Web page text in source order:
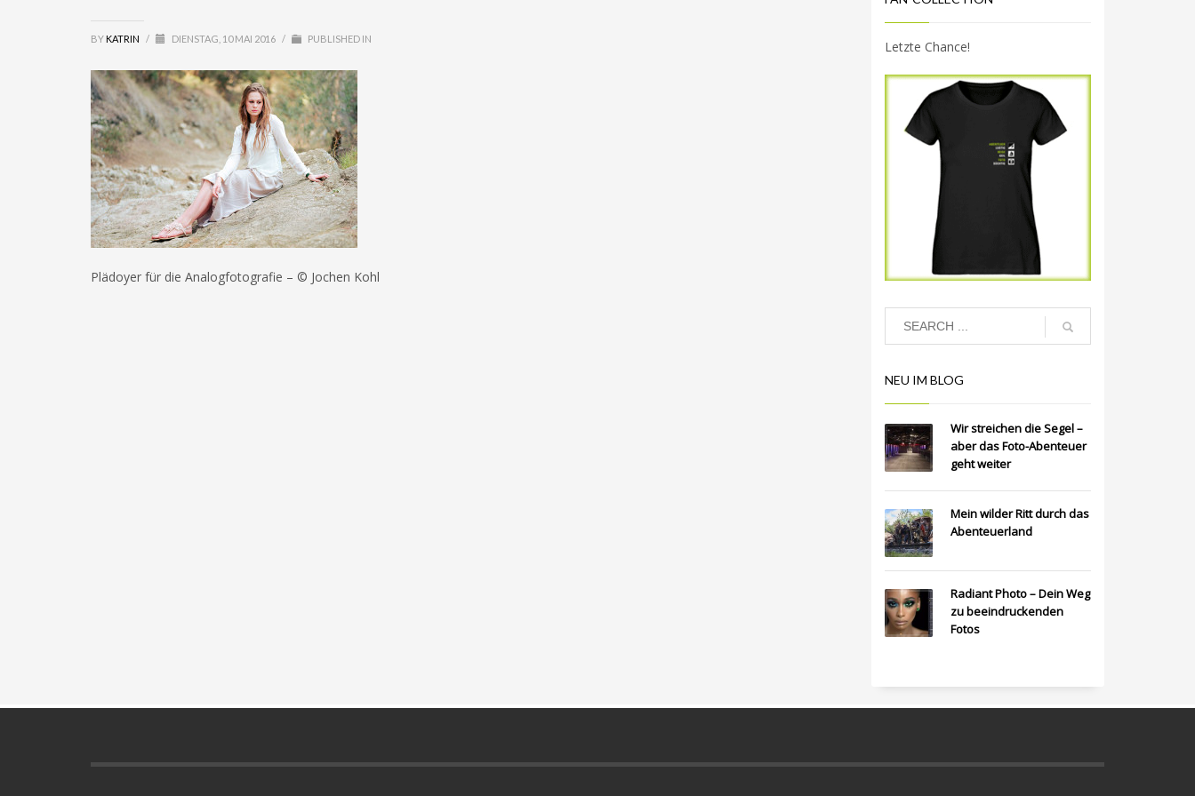
BY KATRIN / DIENSTAG, 10 MAI 2016 / PUBLISHED IN
Plädoyer für die Analogfotografie – © Jochen Kohl
Letzte Chance!
NEU IM BLOG
Wir streichen die Segel –
aber das Foto-Abenteuer
geht weiter
Mein wilder Ritt durch das
Abenteuerland
Radiant Photo – Dein Weg
zu beeindruckenden
Fotos